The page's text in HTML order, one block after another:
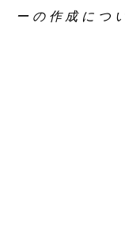
ーの作成につ